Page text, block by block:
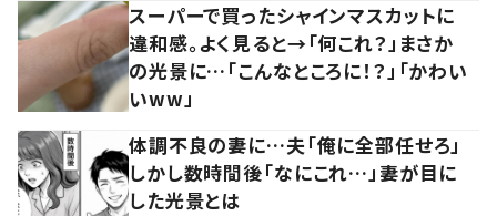
スーパーで買ったシャインマスカットに
違和感。よく見ると→「何これ？」まさか
の光景に…「こんなところに！？」「かわい
いww」
体調不良の妻に…夫「俺に全部任せろ」
しかし数時間後「なにこれ…」妻が目に
した光景とは